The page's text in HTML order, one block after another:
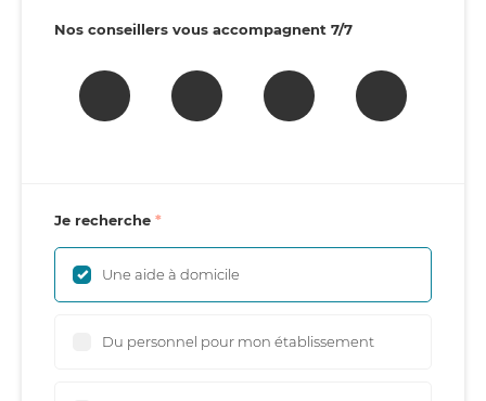
Nos conseillers vous accompagnent 7/7
Je recherche
Une aide à domicile
Du personnel pour mon établissement